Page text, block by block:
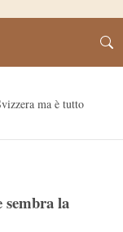
ma è tutto
sembra la